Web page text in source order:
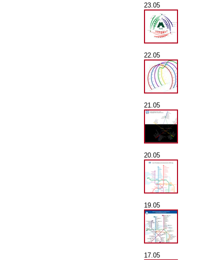
23.05
22.05
21.05
20.05
19.05
17.05